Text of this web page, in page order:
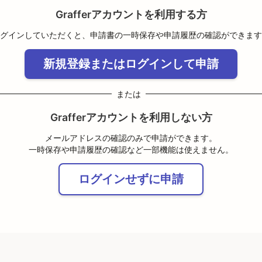
Grafferアカウントを利用する方
インしていただくと、申請書の一時保存や申請履歴の確認ができま
新規登録またはログインして申請
または
Grafferアカウントを利用しない方
メールアドレスの確認のみで申請ができます。
一時保存や申請履歴の確認など一部機能は使えません。
ログインせずに申請